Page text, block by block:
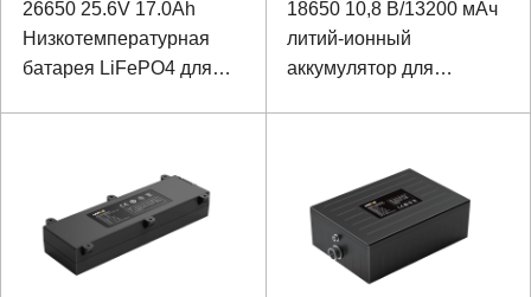
26650 25.6V 17.0Ah
Низкотемпературная
батарея LiFePO4 для
18650 10,8 В/13200 мАч
литий-ионный
аккумулятор для